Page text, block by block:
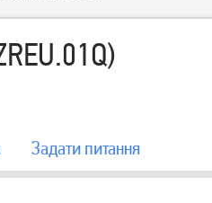
Задати питання